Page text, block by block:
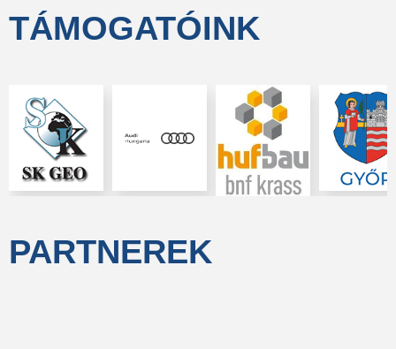
TÁMOGATÓINK
PARTNEREK